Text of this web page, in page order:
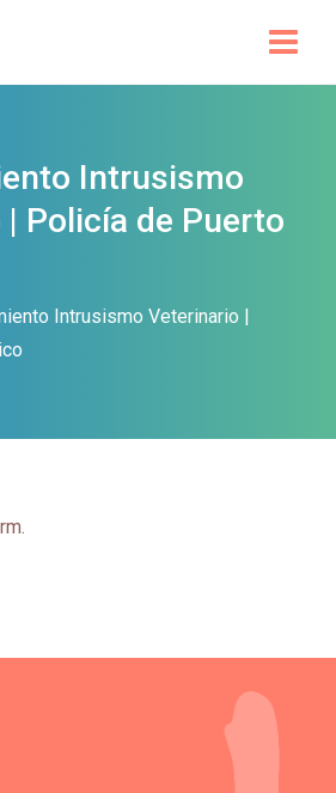
Intrusismo
Policía de Puerto
Intrusismo Veterinario |
.